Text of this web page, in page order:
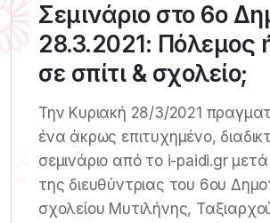
Σεμινάριο στο 6ο
28.3.2021: Πόλεμος
σε σπίτι & σχολείο;
Την Κυριακή 28/3/2021
ένα άκρως επιτυχημένο,
σεμινάριο από το i-paidi.gr
της διευθύντριας του 6ου
σχολείου Μυτιλήνης,